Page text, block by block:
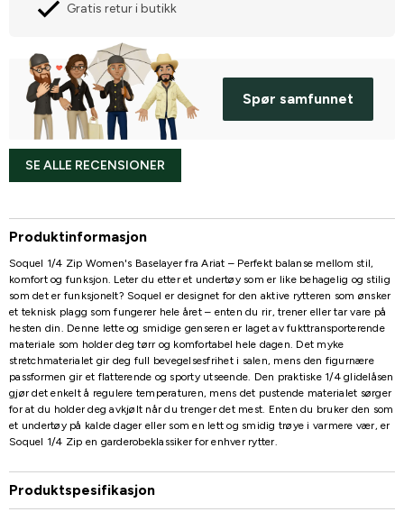
Gratis retur i butikk
Spør samfunnet
SE ALLE RECENSIONER
Produktinformasjon
Soquel 1/4 Zip Women's Baselayer fra Ariat – Perfekt balanse mellom stil,
komfort og funksjon. Leter du etter et undertøy som er like behagelig og stilig
som det er funksjonelt? Soquel er designet for den aktive rytteren som ønsker
et teknisk plagg som fungerer hele året – enten du rir, trener eller tar vare på
hesten din. Denne lette og smidige genseren er laget av fukttransporterende
materiale som holder deg tørr og komfortabel hele dagen. Det myke
stretchmaterialet gir deg full bevegelsesfrihet i salen, mens den figurnære
passformen gir et flatterende og sporty utseende. Den praktiske 1/4 glidelåsen
gjør det enkelt å regulere temperaturen, mens det pustende materialet sørger
for at du holder deg avkjølt når du trenger det mest. Enten du bruker den som
et undertøy på kalde dager eller som en lett og smidig trøye i varmere vær, er
Soquel 1/4 Zip en garderobeklassiker for enhver rytter.
Produktspesifikasjon